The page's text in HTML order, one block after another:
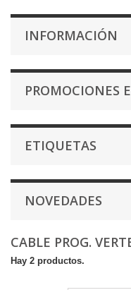
INFORMACIÓN
PROMOCIONES
ETIQUETAS
NOVEDADES
CABLE PROG.
Hay 2 productos.